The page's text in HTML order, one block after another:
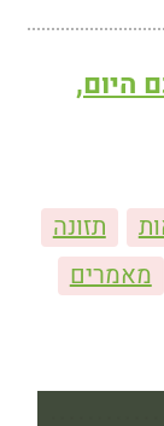
היום,
תזונה
מאמרים